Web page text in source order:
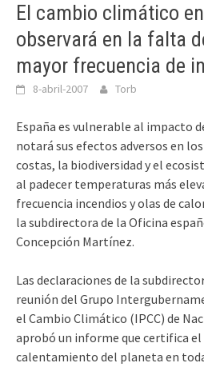
El cambio climático
observará en la falta
mayor frecuencia de
8-abril-2007 Torb
España es vulnerable al impacto
notará sus efectos adversos en
costas, la biodiversidad y el
al padecer temperaturas más
frecuencia incendios y olas de
la subdirectora de la Oficina
Concepción Martínez.
Las declaraciones de la
reunión del Grupo
el Cambio Climático (IPCC) de
aprobó un informe que certifica
calentamiento del planeta en